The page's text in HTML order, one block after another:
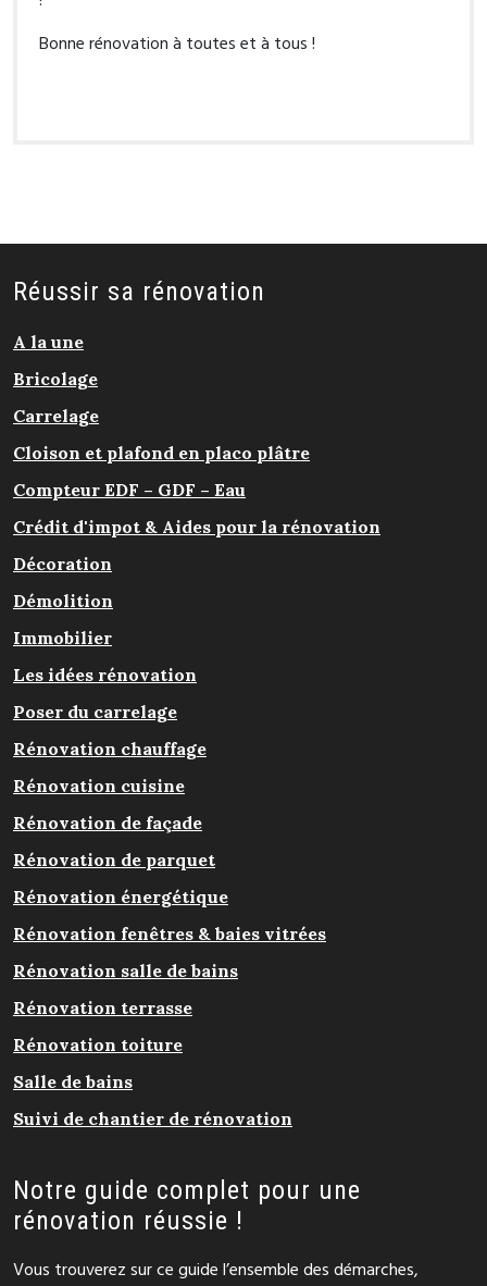
Bonne rénovation à toutes et à tous !
Réussir sa rénovation
A la une
Bricolage
Carrelage
Cloison et plafond en placo plâtre
Compteur EDF – GDF – Eau
Crédit d'impot & Aides pour la rénovation
Décoration
Démolition
Immobilier
Les idées rénovation
Poser du carrelage
Rénovation chauffage
Rénovation cuisine
Rénovation de façade
Rénovation de parquet
Rénovation énergétique
Rénovation fenêtres & baies vitrées
Rénovation salle de bains
Rénovation terrasse
Rénovation toiture
Salle de bains
Suivi de chantier de rénovation
Notre guide complet pour une
rénovation réussie !
Vous trouverez sur ce guide l’ensemble des démarches,